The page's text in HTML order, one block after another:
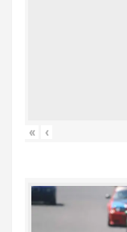
« ‹